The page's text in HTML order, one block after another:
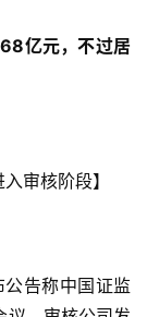
亿元，不过居
审核阶段】
告称中国证监